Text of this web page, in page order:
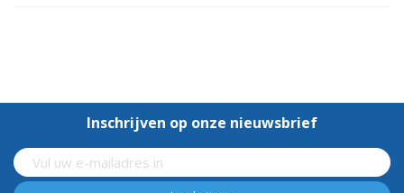
Inschrijven op onze nieuwsbrief